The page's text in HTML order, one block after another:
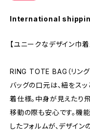
International
【ユニークなデザイン巾着
RING TOTE BAG（リング
バッグの口元は、紐をス
着仕様。中身が見えたり
移動の際も安心です。機
したフォルムが、デザイン